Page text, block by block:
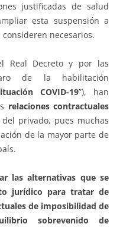
justificadas de salud
esta suspensión a
necesarios.
Real Decreto y por las
de la habilitación
COVID-19”), han
relaciones contractuales
privado, pues muchas
de la mayor parte de
las alternativas que se
jurídico para tratar de
de imposibilidad de
sobrevenido de